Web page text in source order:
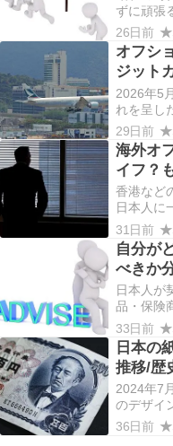
とが大
ずに頑張
近は辛い
要だ！
ったなと
だ。 資産
重要だ！
26日前
オフシ
ジット
できる
べし！
2026年5
れを呈し
も2012年
おり、マ
立・オフ
は無くな
29日前
海外オ
イフ？
税や相
は
香港など
日本人に
う。 しか
香港と関
た。 個人
人での契
外オ…
31日前
自分が
べきか
提携し
合代理
日本人が
品・保険
の商品が
れば、多
商品が多
相談をし
33日前
日本の
推移/歴
券・日
な価値
2024年7
のデザイ
子、北里
までど
36日前